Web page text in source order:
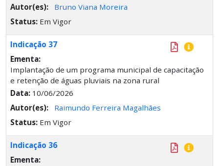
Autor(es):
Bruno Viana Moreira
Status: Em Vigor
Indicação 37
Ementa:
Implantação de um programa municipal de capacitação
e retenção de águas pluviais na zona rural
Data: 10/06/2026
Autor(es):
Raimundo Ferreira Magalhães
Status: Em Vigor
Indicação 36
Ementa: